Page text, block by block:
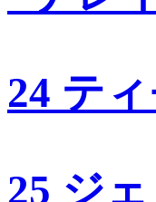
24 テ
25 ジ